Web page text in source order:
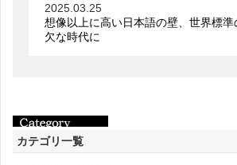
2025.03.25
想像以上に高い日本語の壁、世界標
欠な時代に
カテゴリ一覧